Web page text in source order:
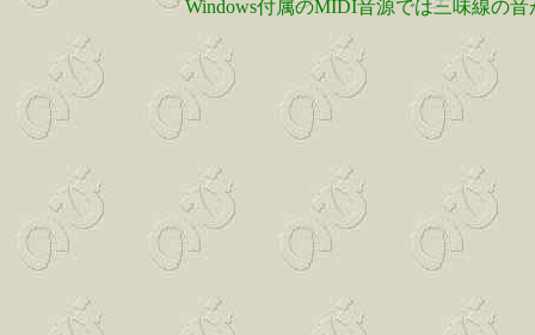
Windows付属のMIDI音源では三味線の